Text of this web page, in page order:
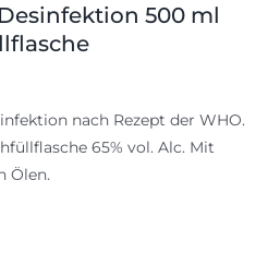
500 ml
nach Rezept der WHO.
65% vol. Alc. Mit
Ölen.